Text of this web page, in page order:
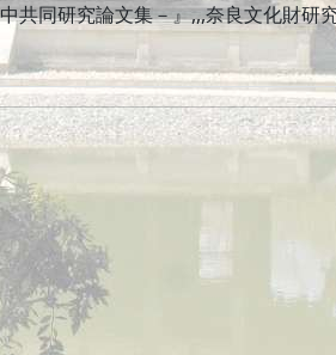
同研究論文集－』,,,奈良文化財研